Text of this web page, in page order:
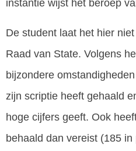
instantie wijst het beroep
De student laat het hier
Raad van State. Volgens
bijzondere
zijn scriptie heeft gehaald
hoge cijfers geeft. Ook
behaald dan vereist (185